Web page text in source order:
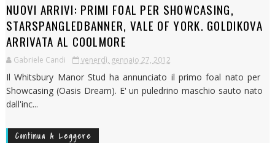
NUOVI ARRIVI: PRIMI FOAL PER SHOWCASING,
STARSPANGLEDBANNER, VALE OF YORK. GOLDIKOVA
ARRIVATA AL COOLMORE
Gabriele Candi venerdì, gennaio 27, 2012
Il Whitsbury Manor Stud ha annunciato il primo foal nato per
Showcasing (Oasis Dream). E' un puledrino maschio sauto nato
dall'inc...
Continua A Leggere